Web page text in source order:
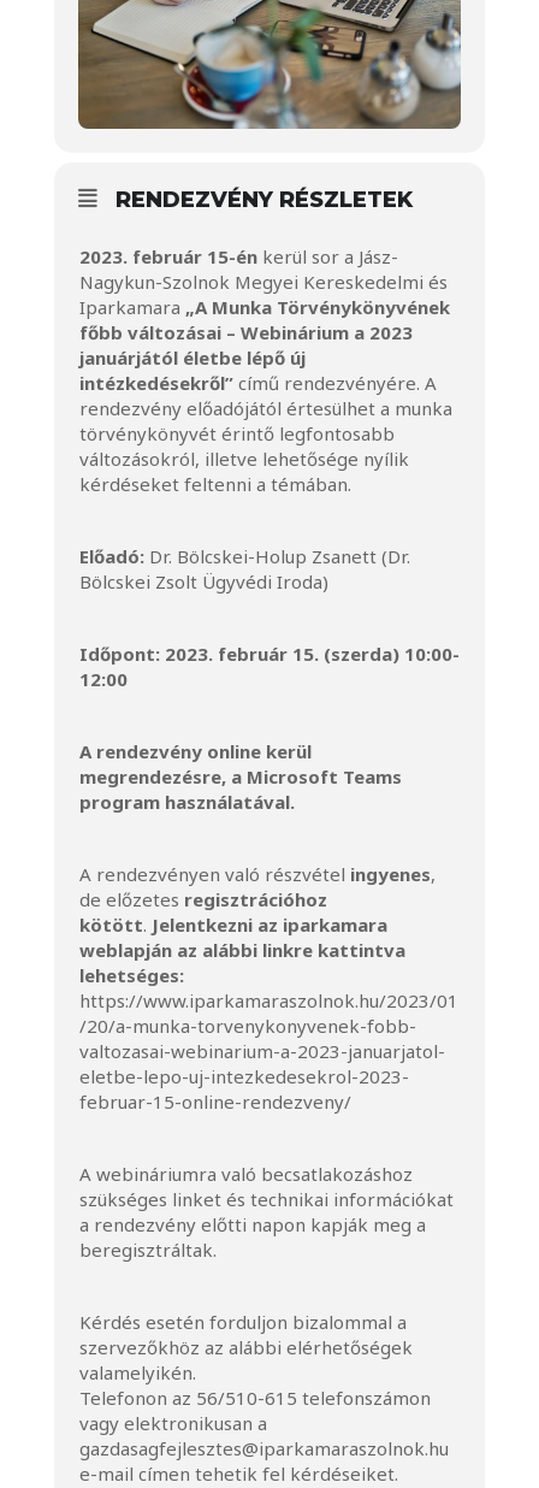
RENDEZVÉNY RÉSZLETEK
2023. február 15-énkerül sor a Jász-
Nagykun-Szolnok Megyei Kereskedelmi és
Iparkamara „A Munka Törvénykönyvének
főbb változásai – Webinárium a 2023
januárjától életbe lépő új
intézkedésekről”című rendezvényére. A
rendezvény előadójától értesülhet a munka
törvénykönyvét érintő legfontosabb
változásokról, illetve lehetősége nyílik
kérdéseket feltenni a témában.
Előadó:Dr. Bölcskei-Holup Zsanett (Dr.
Bölcskei Zsolt Ügyvédi Iroda)
Időpont: 2023. február 15. (szerda) 10:00-
12:00
A rendezvény online kerül
megrendezésre, a Microsoft Teams
program használatával.
A rendezvényen való részvétel ingyenes,
de előzetes regisztrációhoz
kötött. Jelentkezni az iparkamara
weblapján az alábbi linkre kattintva
lehetséges:
https://www.iparkamaraszolnok.hu/2023/01
/20/a-munka-torvenykonyvenek-fobb-
valtozasai-webinarium-a-2023-januarjatol-
eletbe-lepo-uj-intezkedesekrol-2023-
februar-15-online-rendezveny/
A webináriumra való becsatlakozáshoz
szükséges linket és technikai információkat
a rendezvény előtti napon kapják meg a
beregisztráltak.
Kérdés esetén forduljon bizalommal a
szervezőkhöz az alábbi elérhetőségek
valamelyikén.
Telefonon az 56/510-615 telefonszámon
vagy elektronikusan a
gazdasagfejlesztes@iparkamaraszolnok.hu
e-mail címen tehetik fel kérdéseiket.